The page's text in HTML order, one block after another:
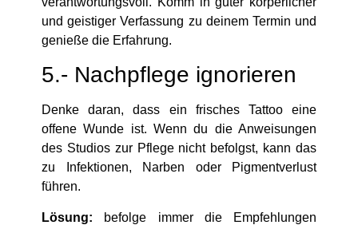
und geistiger Verfassung zu deinem Termin und
genieße die Erfahrung.
5.- Nachpflege ignorieren
Denke daran, dass ein frisches Tattoo eine
offene Wunde ist. Wenn du die Anweisungen
des Studios zur Pflege nicht befolgst, kann das
zu Infektionen, Narben oder Pigmentverlust
führen.
Lösung: befolge immer die Empfehlungen